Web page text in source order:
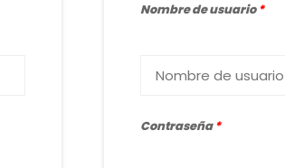
Nombre de usuario*
Contraseña*